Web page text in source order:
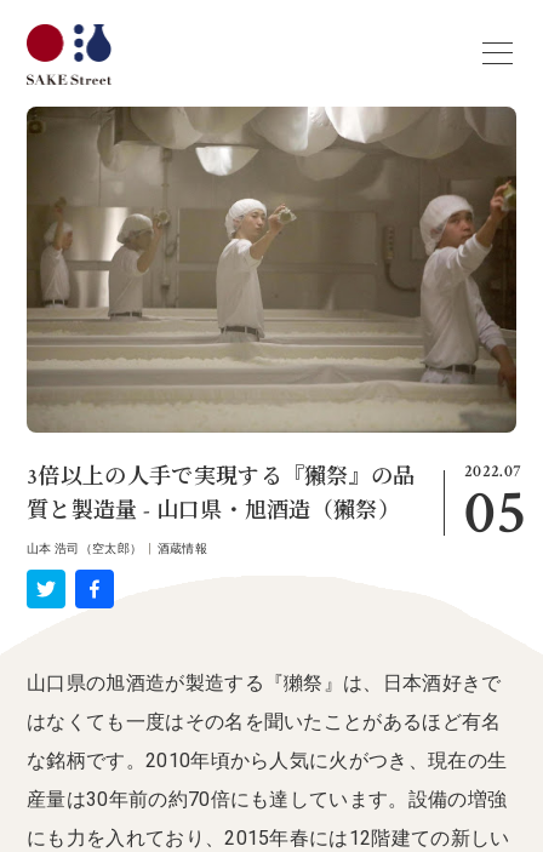
2022.07
05
3倍以上の人手で実現する『獺祭』の品
質と製造量 - 山口県・旭酒造（獺祭）
山本 浩司（空太郎） 酒蔵情報
山口県の旭酒造が製造する『獺祭』は、日本酒好きで
はなくても一度はその名を聞いたことがあるほど有名
な銘柄です。2010年頃から人気に火がつき、現在の生
産量は30年前の約70倍にも達しています。設備の増強
にも力を入れており、2015年春には12階建ての新しい